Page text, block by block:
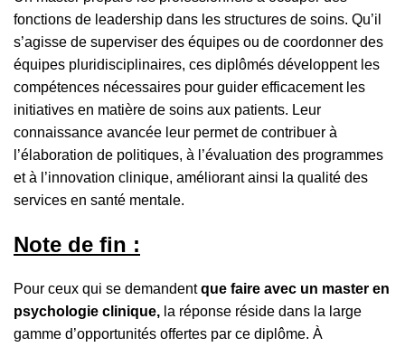
fonctions de leadership dans les structures de soins. Qu’il
s’agisse de superviser des équipes ou de coordonner des
équipes pluridisciplinaires, ces diplômés développent les
compétences nécessaires pour guider efficacement les
initiatives en matière de soins aux patients. Leur
connaissance avancée leur permet de contribuer à
l’élaboration de politiques, à l’évaluation des programmes
et à l’innovation clinique, améliorant ainsi la qualité des
services en santé mentale.
Note de fin :
Pour ceux qui se demandentque faire avec un master en
psychologie clinique, la réponse réside dans la large
gamme d’opportunités offertes par ce diplôme. À